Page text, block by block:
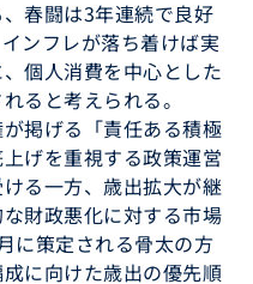
春闘は3年連続で良好
ンフレが落ち着けば実
個人消費を中心とした
ると考えられる。
掲げる「責任ある積極
げを重視する政策運営
る一方、歳出拡大が継
財政悪化に対する市場
に策定される骨太の方
に向けた歳出の優先順